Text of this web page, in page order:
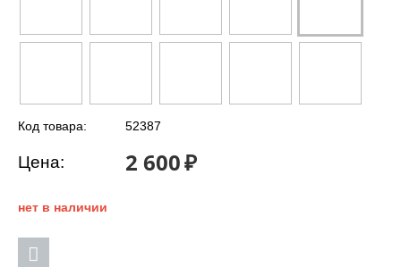
Код товара: 52387
Цена: 2 600₽
нет в наличии